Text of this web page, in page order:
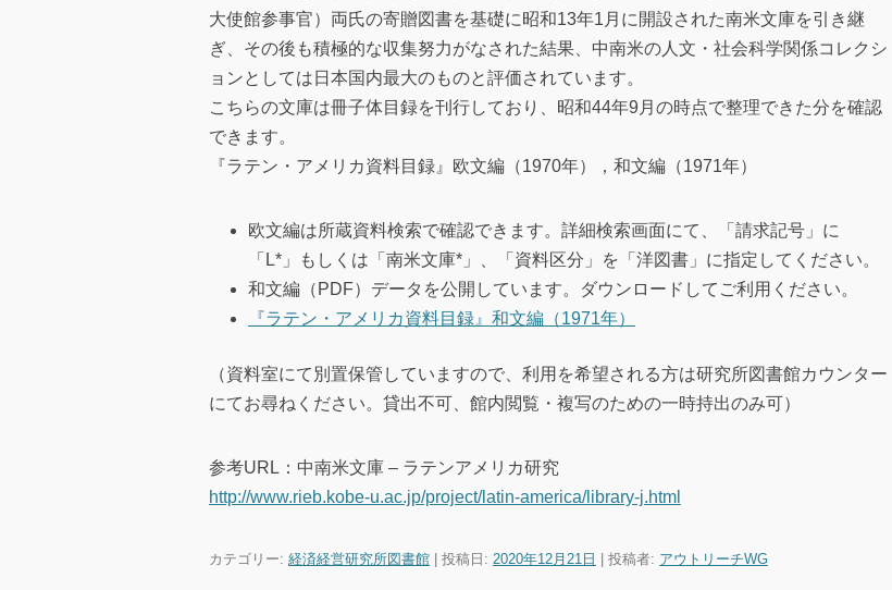
大使館参事官）両氏の寄贈図書を基礎に昭和13年1月に開設された南米文庫を引き継
ぎ、その後も積極的な収集努力がなされた結果、中南米の人文・社会科学関係コレクシ
ョンとしては日本国内最大のものと評価されています。
こちらの文庫は冊子体目録を刊行しており、昭和44年9月の時点で整理できた分を確認
できます。
『ラテン・アメリカ資料目録』欧文編（1970年），和文編（1971年）
欧文編は所蔵資料検索で確認できます。詳細検索画面にて、「請求記号」に
「L*」もしくは「南米文庫*」、「資料区分」を「洋図書」に指定してください。
和文編（PDF）データを公開しています。ダウンロードしてご利用ください。
『ラテン・アメリカ資料目録』和文編（1971年）
（資料室にて別置保管していますので、利用を希望される方は研究所図書館カウンター
にてお尋ねください。貸出不可、館内閲覧・複写のための一時持出のみ可）
参考URL：中南米文庫 – ラテンアメリカ研究
http://www.rieb.kobe-u.ac.jp/project/latin-america/library-j.html
カテゴリー: 経済経営研究所図書館 | 投稿日: 2020年12月21日 投稿者: アウトリーチWG